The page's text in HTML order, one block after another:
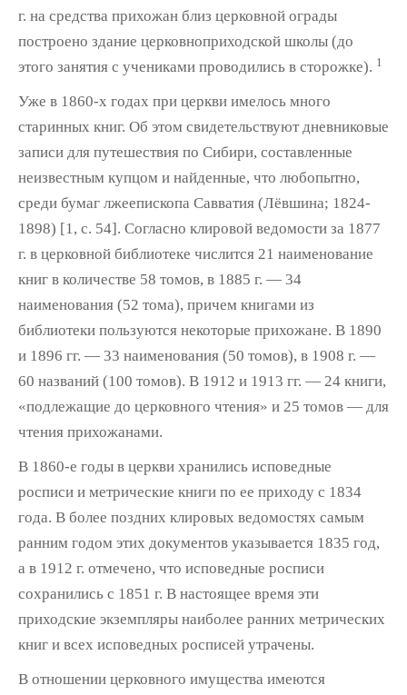
г. на средства прихожан близ церковной ограды
построено здание церковноприходской школы (до
этого заня­тия с учениками проводились в сторожке). 1
Уже в 1860-х годах при церкви имелось много
старинных книг. Об этом свидетель­ствуют дневниковые
записи для путешествия по Сибири, составленные
неизвестным куп­цом и найденные, что любопытно,
среди бу­маг лжеепископа Савватия (Лёвшина; 1824­
1898) [1, с. 54]. Согласно клировой ведомости за 1877
г. в церковной библиотеке числится 21 наименование
книг в количестве 58 то­мов, в 1885 г. — 34
наименования (52 тома), причем книгами из
библиотеки пользуются некоторые прихожане. В 1890
и 1896 гг. — 33 наименования (50 томов), в 1908 г. —
60 назва­ний (100 томов). В 1912 и 1913 гг. — 24 книги,
«подлежащие до церковного чтения» и 25 то­мов — для
чтения прихожанами.
В 1860-е годы в церкви хранились исповед­ные
росписи и метрические книги по ее при­ходу с 1834
года. В более поздних клировых ведомостях самым
ранним годом этих доку­ментов указывается 1835 год,
а в 1912 г. отме­чено, что исповедные росписи
сохранились с 1851 г. В настоящее время эти
приходские экземпляры наиболее ранних метрических
книг и всех исповедных росписей утрачены.
В отношении церковного имущества име­ются